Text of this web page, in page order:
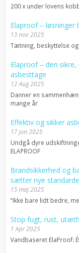
200 x under lovens
Elaproof – løsninger
13 nov 2025
Tætning, beskyttelse
Elaproof – den
asbesttage
12 Aug 2025
Danner en
mange år
Effektiv og sikker
17 jun 2025
Undgå dyre
ELAPROOF
Brandsikkerhed og
sætter nye
15 maj 2025
”Ikke bare lidt bedre,
Stop fugt, rust,
1 Apr 2025
Vandbaseret ElaProof: